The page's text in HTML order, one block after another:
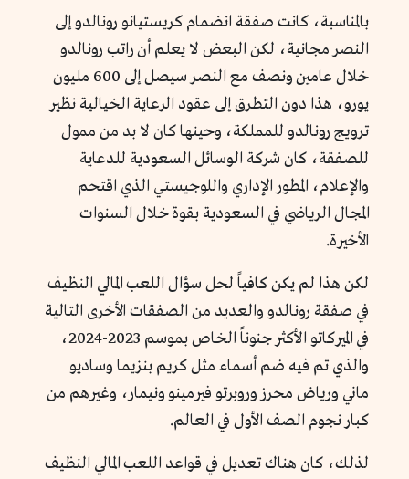
بالمناسبة، كانت صفقة انضمام كريستيانو رونالدو إلى
النصر مجانية، لكن البعض لا يعلم أن راتب رونالدو
خلال عامين ونصف مع النصر سيصل إلى 600 مليون
يورو، هذا دون التطرق إلى عقود الرعاية الخيالية نظير
ترويج رونالدو للمملكة، وحينها كان لا بد من ممول
للصفقة، كان شركة الوسائل السعودية للدعاية
والإعلام، المطور الإداري واللوجيستي الذي اقتحم
المجال الرياضي في السعودية بقوة خلال السنوات
الأخيرة.
لكن هذا لم يكن كافياً لحل سؤال اللعب المالي النظيف
في صفقة رونالدو والعديد من الصفقات الأخرى التالية
في الميركاتو الأكثر جنوناً الخاص بموسم 2023-2024،
والذي تم فيه ضم أسماء مثل كريم بنزيما وساديو
ماني ورياض محرز وروبرتو فيرمينو ونيمار، وغيرهم من
كبار نجوم الصف الأول في العالم.
لذلك، كان هناك تعديل في قواعد اللعب المالي النظيف